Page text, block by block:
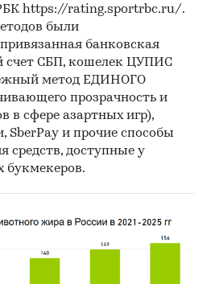
https://rating.sportrbc.ru/.
были
банковская
счет СБП, кошелек ЦУПИС
метод ЕДИНОГО
прозрачность и
в сфере азартных игр),
SberPay и прочие способы
средств, доступные у
букмекеров.